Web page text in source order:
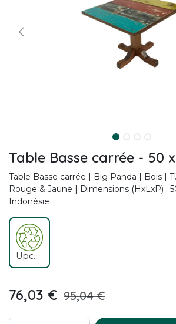
Table Basse carrée - 50
Table Basse carrée | Big Panda | Bois |
Rouge & Jaune | Dimensions (HxLxP) :
Indonésie
Upcycling
76,03 € 95,04€